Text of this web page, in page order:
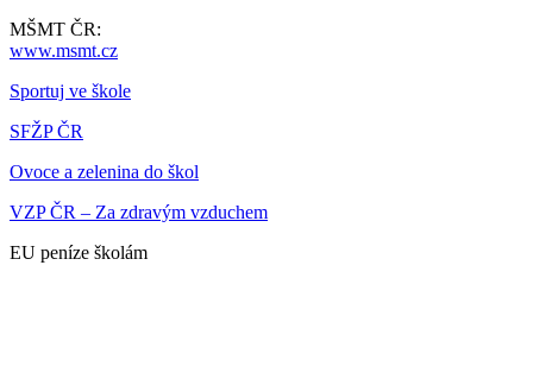
MŠMT ČR:
www.msmt.cz
Sportuj ve škole
SFŽP ČR
Ovoce a zelenina do škol
VZP ČR – Za zdravým vzduchem
EU peníze školám